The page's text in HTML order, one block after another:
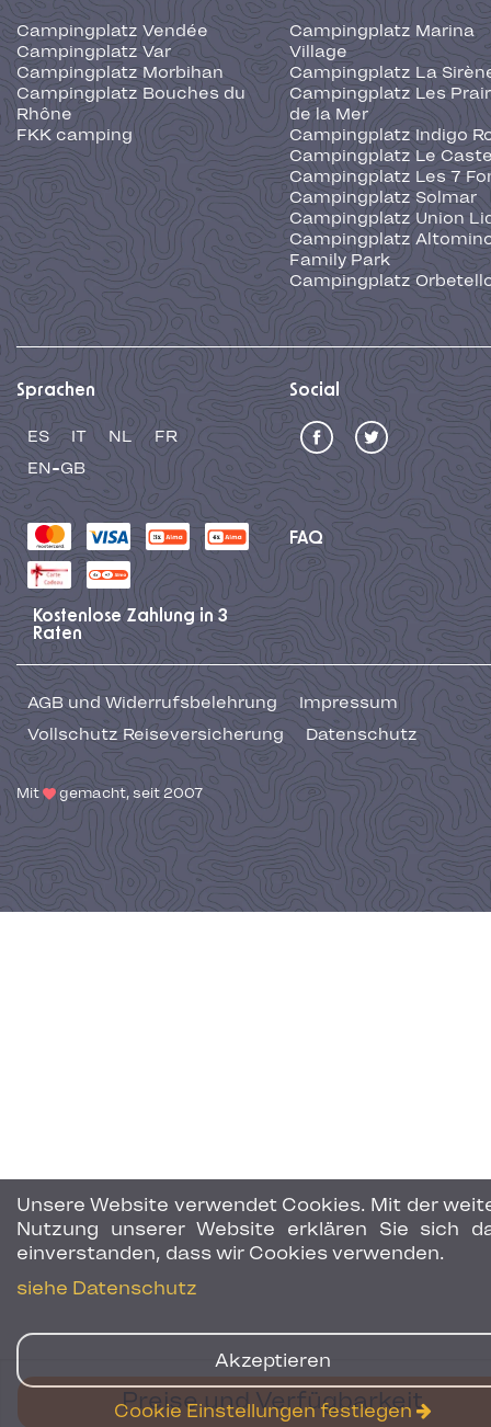
Preise und Verfügbarkeit
Unsere Website verwendet Cookies. Mit der
Nutzung unserer Website erklären Sie sich
einverstanden, dass wir Cookies verwenden.
siehe Datenschutz
Akzeptieren
Cookie Einstellungen festlegen
Campingplatz Vendée
Campingplatz Var
Campingplatz Morbihan
Campingplatz Bouches du
Rhône
FKK camping
Campingplatz Marina
Village
Campingplatz La
Campingplatz Les
de la Mer
Campingplatz Indigo
Campingplatz Le
Campingplatz Les 7
Campingplatz Solmar
Campingplatz Union
Campingplatz
Family Park
Campingplatz
Sprachen
ES IT NL
FR
EN-GB
Social
FAQ
Kostenlose Zahlung in 3
Raten
AGB und Widerrufsbelehrung
Impressum
Vollschutz Reiseversicherung
Datenschutz
Mit gemacht, seit 2007